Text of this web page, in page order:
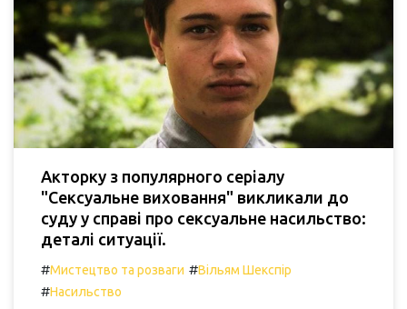
Акторку з популярного серіалу
"Сексуальне виховання" викликали до
суду у справі про сексуальне насильство:
деталі ситуації.
#Мистецтво та розваги #Вільям Шекспір
#Насильство